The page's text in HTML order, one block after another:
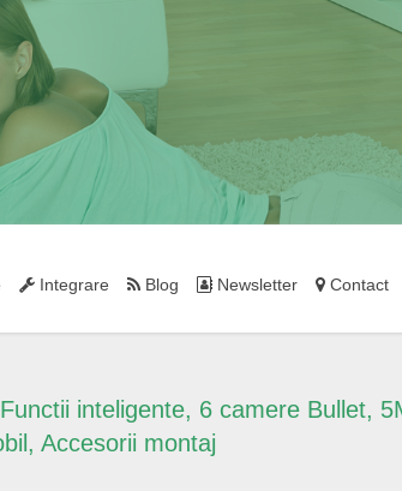
Integrare Blog Newsletter Contact
inteligente, 6 camere Bullet,
Accesorii montaj